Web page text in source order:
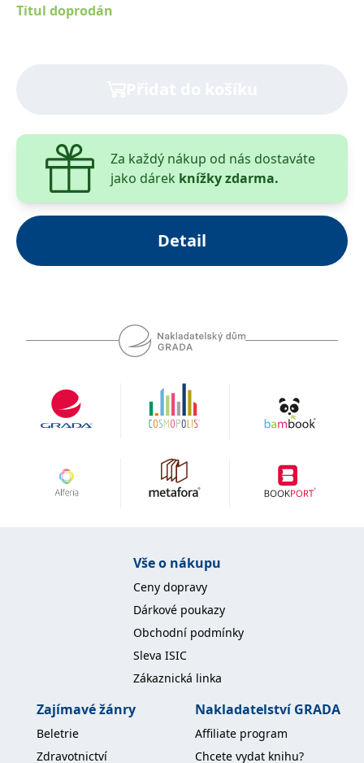
Titul doprodán
Za každý nákup od nás dostaváte
jako dárek knížky zdarma.
Detail
Vše o nákupu
Ceny dopravy
Dárkové poukazy
Obchodní podmínky
Sleva ISIC
Zákaznická linka
Zajímavé žánry
Beletrie
Zdravotnictví
Nakladatelství GRADA
Affiliate program
Chcete vydat knihu?